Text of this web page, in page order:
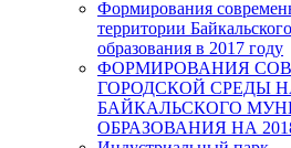
Формирования
территории
образования в 2017 году
ФОРМИРОВАНИЯ
ГОРОДСКОЙ СРЕДЫ
БАЙКАЛЬСКОГО
ОБРАЗОВАНИЯ НА